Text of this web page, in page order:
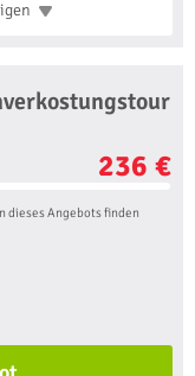
236 €
dieses Angebots finden